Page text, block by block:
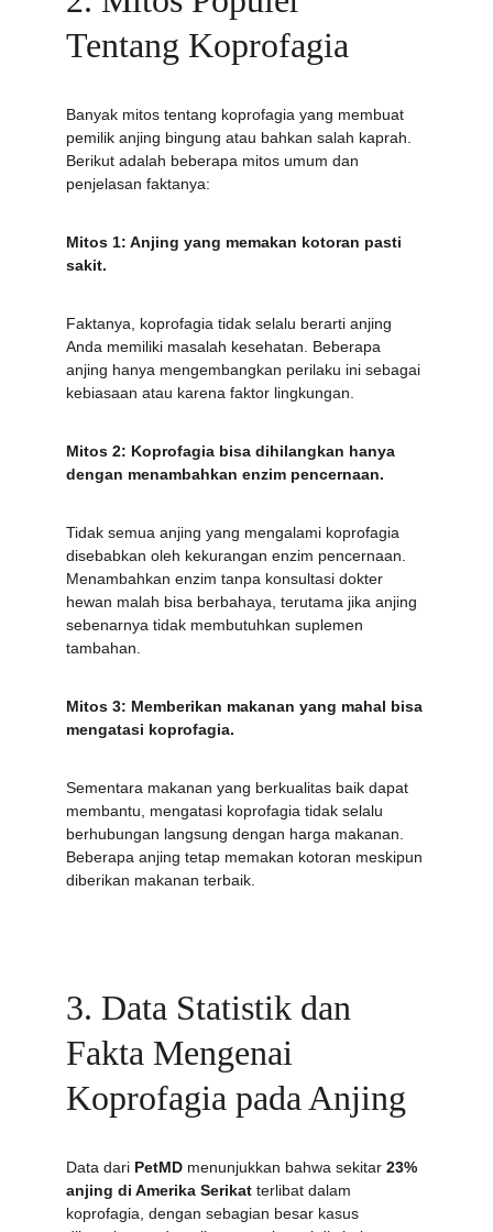
Tentang Koprofagia
Banyak mitos tentang koprofagia yang membuat
pemilik anjing bingung atau bahkan salah kaprah.
Berikut adalah beberapa mitos umum dan
penjelasan faktanya:
Mitos 1: Anjing yang memakan kotoran pasti
sakit.
Faktanya, koprofagia tidak selalu berarti anjing
Anda memiliki masalah kesehatan. Beberapa
anjing hanya mengembangkan perilaku ini sebagai
kebiasaan atau karena faktor lingkungan.
Mitos 2: Koprofagia bisa dihilangkan hanya
dengan menambahkan enzim pencernaan.
Tidak semua anjing yang mengalami koprofagia
disebabkan oleh kekurangan enzim pencernaan.
Menambahkan enzim tanpa konsultasi dokter
hewan malah bisa berbahaya, terutama jika anjing
sebenarnya tidak membutuhkan suplemen
tambahan.
Mitos 3: Memberikan makanan yang mahal bisa
mengatasi koprofagia.
Sementara makanan yang berkualitas baik dapat
membantu, mengatasi koprofagia tidak selalu
berhubungan langsung dengan harga makanan.
Beberapa anjing tetap memakan kotoran meskipun
diberikan makanan terbaik.
3. Data Statistik dan
Fakta Mengenai
Koprofagia pada Anjing
Data dari PetMD menunjukkan bahwa sekitar 23%
anjing di Amerika Serikat terlibat dalam
koprofagia, dengan sebagian besar kasus